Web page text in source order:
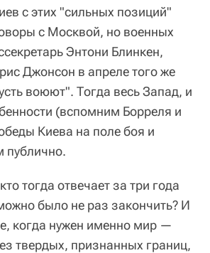
с этих "сильных позиций"
с Москвой, но военных
Энтони Блинкен,
Джонсон в апреле того же
воюют". Тогда весь Запад, и
(вспомним Борреля и
Киева на поле боя и
публично.
тогда отвечает за три года
было не раз закончить? И
когда нужен именно мир —
твердых, признанных границ,